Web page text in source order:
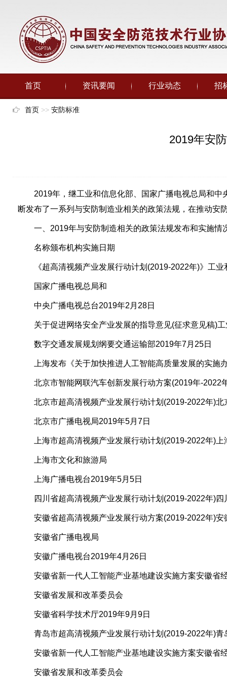
首页 资讯要闻 行业动态 招
首页 >> 安防标准
2019年安
2019年，继工业和信息化部、国家广播电视总局和中
断发布了一系列与安防制造业相关的政策法规，在推动
一、2019年与安防制造相关的政策法规发布和实施情
名称颁布机构实施日期
《超高清视频产业发展行动计划(2019-2022年)》工业
国家广播电视总局和
中央广播电视总台2019年2月28日
关于促进网络安全产业发展的指导意见(征求意见稿)工
数字交通发展规划纲要交通运输部2019年7月25日
上海发布《关于加快推进人工智能高质量发展的实施
北京市智能网联汽车创新发展行动方案(2019年-2022
北京市超高清视频产业发展行动计划(2019-2022年)北
北京市广播电视局2019年5月7日
上海市超高清视频产业发展行动计划(2019-2022年)上
上海市文化和旅游局
上海广播电视台2019年5月5日
四川省超高清视频产业发展行动计划(2019-2022年)四
安徽省超高清视频产业发展行动方案(2019-2022年)安
安徽省广播电视局
安徽广播电视台2019年4月26日
安徽省新一代人工智能产业基地建设实施方案安徽省
安徽省发展和改革委员会
安徽省科学技术厅2019年9月9日
青岛市超高清视频产业发展行动计划(2019-2022年)青
安徽省新一代人工智能产业基地建设实施方案安徽省
安徽省发展和改革委员会